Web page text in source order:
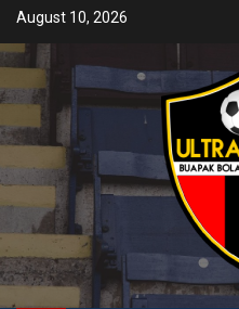
SkipAugust 10, 2026